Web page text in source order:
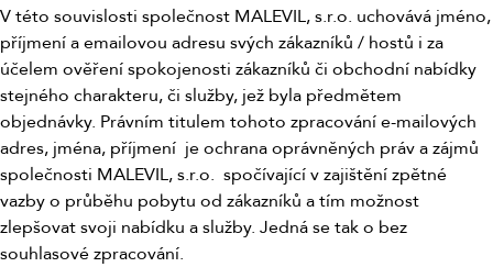
V této souvislosti společnost MALEVIL, s.r.o. uchovává jméno,
příjmení a emailovou adresu svých zákazníků / hostů i za
účelem ověření spokojenosti zákazníků či obchodní nabídky
stejného charakteru, či služby, jež byla předmětem
objednávky. Právním titulem tohoto zpracování e-mailových
adres, jména, příjmení je ochrana oprávněných práv a zájmů
společnosti MALEVIL, s.r.o. spočívající v zajištění zpětné
vazby o průběhu pobytu od zákazníků a tím možnost
zlepšovat svoji nabídku a služby. Jedná se tak o bez
souhlasové zpracování.